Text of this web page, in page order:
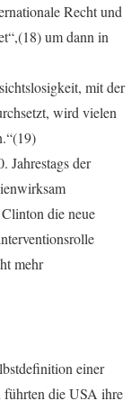
Recht und
um dann in
mit der
wird vielen
Jahrestags der
die neue
mehr
einer
führten die USA ihre